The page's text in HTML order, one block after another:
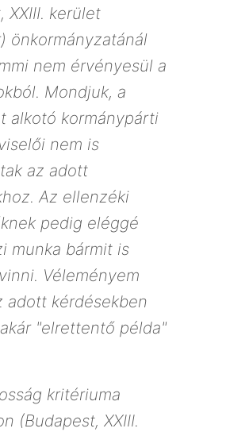
XXIII. kerület
önkormányzatánál
nem érvényesül a
Mondjuk, a
alkotó kormánypárti
nem is
az adott
Az ellenzéki
pedig eléggé
munka bármit is
Véleményem
adott kérdésekben
"elrettentő példa"
kritériuma
(Budapest, XXIII.